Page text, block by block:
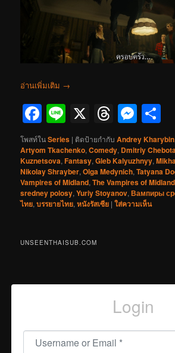
อ่านเพิ่มเติม →
Facebook
Line
X Threads
โพสท์ในSeries | ติดป้ายกำกับ Andrey Kharybin
Artyom Tkachenko,Comedy, Dmitriy
Kuznetsova,Fantasy,Gleb Kalyuzhnyy,
Nikolay Shrayber,Olga Medynich,Tatyana
Vampires of Midland,The Vampires of
sredney polosy,Yuriy Stoyanov,Вампиры
ไทย,บรรยายไทย,หนังรัสเซีย |ใส่ความเห็น
UNSEENTHAISUB.COM
Login
Username or Email